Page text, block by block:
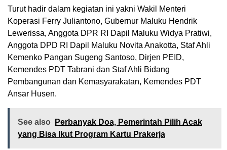
Turut hadir dalam kegiatan ini yakni Wakil Menteri
Koperasi Ferry Juliantono, Gubernur Maluku Hendrik
Lewerissa, Anggota DPR RI Dapil Maluku Widya Pratiwi,
Anggota DPD RI Dapil Maluku Novita Anakotta, Staf Ahli
Kemenko Pangan Sugeng Santoso, Dirjen PEID,
Kemendes PDT Tabrani dan Staf Ahli Bidang
Pembangunan dan Kemasyarakatan, Kemendes PDT
Ansar Husen.
See also
Perbanyak Doa, Pemerintah Pilih Acak
yang Bisa Ikut Program Kartu Prakerja